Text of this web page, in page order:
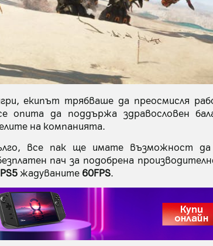
екипът трябваше да преосмисля
опита да поддържа здравословен
на компанията.
все пак ще имате възможност да
пач за подобрена
PS5 жадуваните 60FPS.